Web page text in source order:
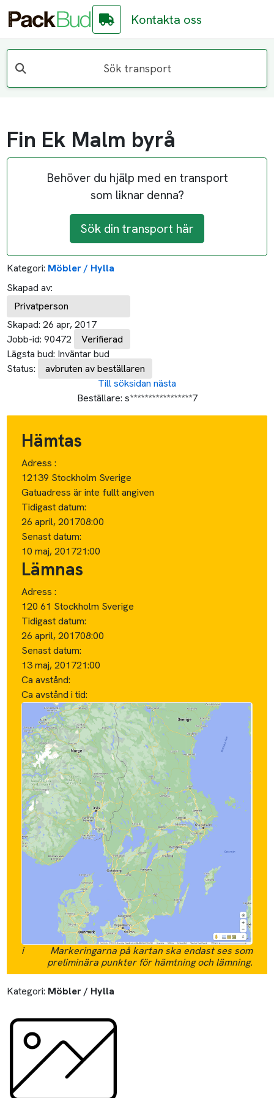
Kontakta oss
Sök transport
Fin Ek Malm byrå
Behöver du hjälp med en transport
som liknar denna?
Sök din transport här
Kategori: Möbler / Hylla
Skapad av:
Privatperson
Skapad: 26 apr, 2017
Jobb-id: 90472
Verifierad
Lägsta bud: Inväntar bud
Status:
avbruten av beställaren
Till söksidan nästa
Beställare: s*****************7
Hämtas
Adress :
12139 Stockholm Sverige
Gatuadress är inte fullt angiven
Tidigast datum:
26 april, 201708:00
Senast datum:
10 maj, 201721:00
Lämnas
Adress :
120 61 Stockholm Sverige
Tidigast datum:
26 april, 201708:00
Senast datum:
13 maj, 201721:00
Ca avstånd:
Ca avstånd i tid:
i
Markeringarna på kartan ska endast ses som
preliminära punkter för hämtning och lämning.
Kategori: Möbler / Hylla